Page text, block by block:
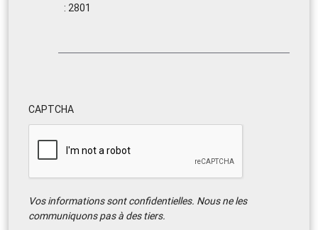
: 2801
CAPTCHA
Vos informations sont confidentielles. Nous ne les
communiquons pas à des tiers.